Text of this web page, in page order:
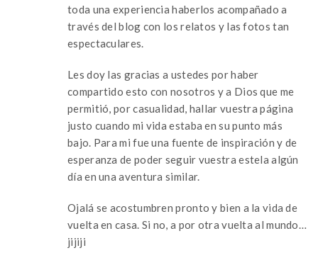
toda una experiencia haberlos acompañado a
través del blog con los relatos y las fotos tan
espectaculares.
Les doy las gracias a ustedes por haber
compartido esto con nosotros y a Dios que me
permitió, por casualidad, hallar vuestra página
justo cuando mi vida estaba en su punto más
bajo. Para mi fue una fuente de inspiración y de
esperanza de poder seguir vuestra estela algún
día en una aventura similar.
Ojalá se acostumbren pronto y bien a la vida de
vuelta en casa. Si no, a por otra vuelta al mundo…
jijiji